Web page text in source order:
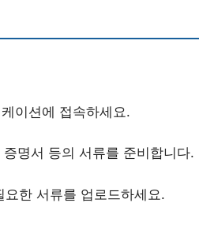
이션에 접속하세요.
명서 등의 서류를 준비합니다.
한 서류를 업로드하세요.